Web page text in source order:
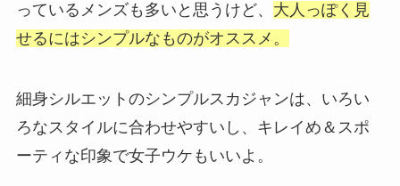
っているメンズも多いと思うけど、 大人っぽく見
せるにはシンプルなものがオススメ。
細身シルエットのシンプルスカジャンは、いろい
ろなスタイルに合わせやすいし、キレイめ＆スポ
ーティな印象で女子ウケもいいよ。